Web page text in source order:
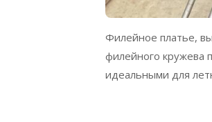
Филейное платье,
филейного кружева
идеальными для